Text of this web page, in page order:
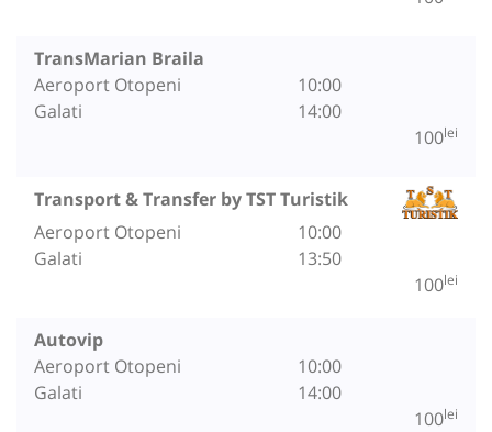
TransMarian Braila
Aeroport Otopeni
Galati
10:00
14:00
100lei
Transport & Transfer by TST Turistik
Aeroport Otopeni
Galati
10:00
13:50
100lei
Autovip
Aeroport Otopeni
Galati
10:00
14:00
100lei